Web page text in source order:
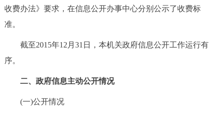
ENGLISH 한국어 日本語
DEUTSCH FRANÇAIS РУССКИЙ ЯЗЫК
ITALIANO
收费办法》要求，在信息公开办事中心分别公示了收费标
准。
截至2015年12月31日，本机关政府信息公开工作运行有
序。
二、政府信息主动公开情况
(一)公开情况